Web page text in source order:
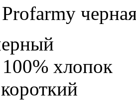
100% хлопок
короткий